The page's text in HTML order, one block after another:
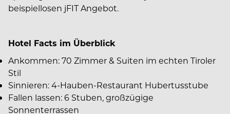
beispiellosen jFIT Angebot.
Hotel Facts im Überblick
Ankommen: 70 Zimmer & Suiten im echten Tiroler
Stil
Sinnieren: 4-Hauben-Restaurant Hubertusstube
Fallen lassen: 6 Stuben, großzügige
Sonnenterrassen